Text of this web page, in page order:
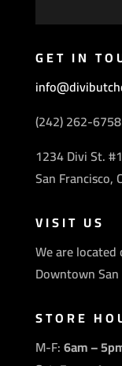
GET IN
(242) 262-6758
1234 Divi St.
San Francisco,
VISIT US
We are
Downtown
STORE
M-F:6am –